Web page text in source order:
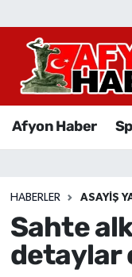
Afyon Haber
HABERLER ASAYIŞ
Sahte
detaylar
Afyon Haber
Sağlık
Eğitim